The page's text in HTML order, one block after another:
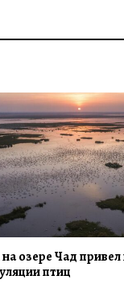
озере Чад
птиц